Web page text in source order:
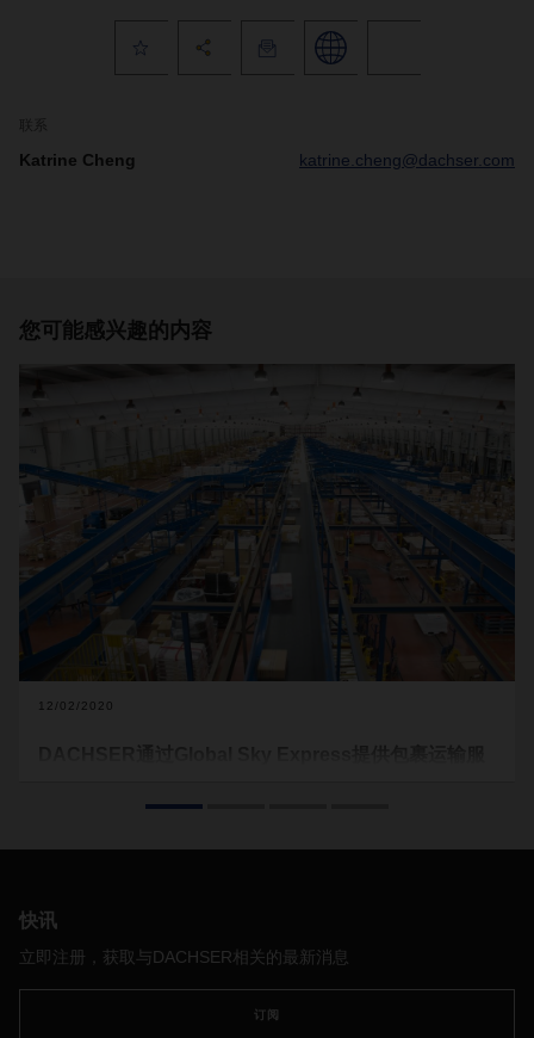
Katrine Cheng katrine.cheng@dachser.com
您可能感兴趣的内容
12/02/2020
递行业的利用率因此大幅提升，临近圣诞节时期尤其如此。
快讯
立即注册，获取与DACHSER相关的最新消息
订阅